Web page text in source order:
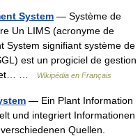
System — Système de
Un LIMS (acronyme de
System signifiant système de
est un progiciel de gestion
et… …
Wikipédia en Français
— Ein Plant Information
und integriert Informationen
Quellen.